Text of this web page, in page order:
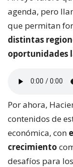
agenda, pero
que permitan
distintas
oportunidades
Por ahora,
contenidos de
económica, con
crecimiento
desafíos para